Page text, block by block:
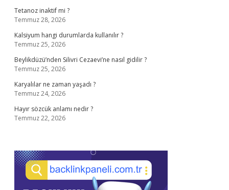
Tetanoz inaktif mi ?
Temmuz 28, 2026
Kalsiyum hangi durumlarda kullanılır ?
Temmuz 25, 2026
Beylikdüzü’nden Silivri Cezaevi’ne nasıl gidilir ?
Temmuz 25, 2026
Karyalılar ne zaman yaşadı ?
Temmuz 24, 2026
Hayır sözcük anlamı nedir ?
Temmuz 22, 2026